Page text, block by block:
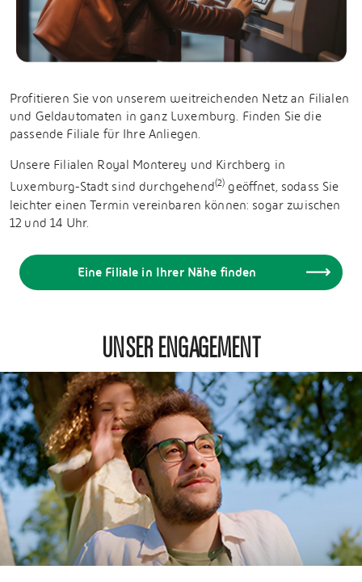
Profitieren Sie von unserem weitreichenden Netz an Filialen
und Geldautomaten in ganz Luxemburg. Finden Sie die
passende Filiale für Ihre Anliegen.
Unsere Filialen Royal Monterey und Kirchberg in
Luxemburg-Stadt sind durchgehend(2) geöffnet, sodass Sie
leichter einen Termin vereinbaren können: sogar zwischen
12 und 14 Uhr.
Eine Filiale in Ihrer Nähe finden
UNSER ENGAGEMENT